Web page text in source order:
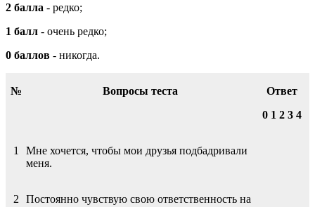
2 балла - редко;
1 балл - очень редко;
0 баллов - никогда.
№ Вопросы теста
Ответ
0 1 2 3 4
1
Мне хочется, чтобы мои друзья подбадривали
меня.
2
Постоянно чувствую свою ответственность на